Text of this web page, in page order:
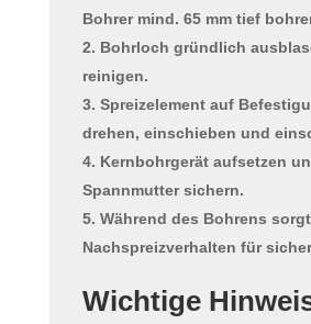
Bohrer mind. 65 mm tief
Bohrloch gründlich
reinigen.
Spreizelement auf
drehen, einschieben und
Kernbohrgerät aufsetzen
Spannmutter sichern.
Während des Bohrens
Nachspreizverhalten für
Wichtige